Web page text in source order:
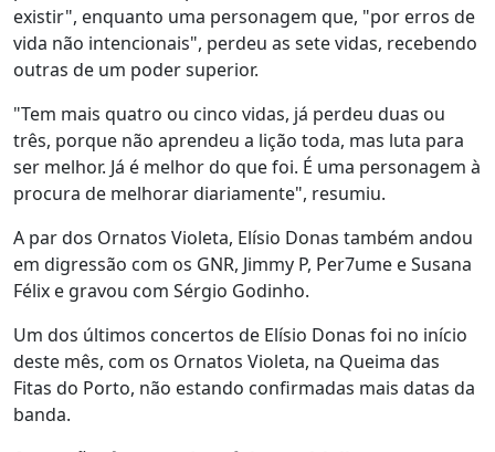
existir", enquanto uma personagem que, "por erros de
vida não intencionais", perdeu as sete vidas, recebendo
outras de um poder superior.
"Tem mais quatro ou cinco vidas, já perdeu duas ou
três, porque não aprendeu a lição toda, mas luta para
ser melhor. Já é melhor do que foi. É uma personagem à
procura de melhorar diariamente", resumiu.
A par dos Ornatos Violeta, Elísio Donas também andou
em digressão com os GNR, Jimmy P, Per7ume e Susana
Félix e gravou com Sérgio Godinho.
Um dos últimos concertos de Elísio Donas foi no início
deste mês, com os Ornatos Violeta, na Queima das
Fitas do Porto, não estando confirmadas mais datas da
banda.